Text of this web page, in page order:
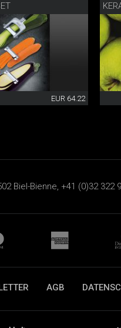
EUR 64.22
Biel-Bienne, +41 (0)32 322
AGB